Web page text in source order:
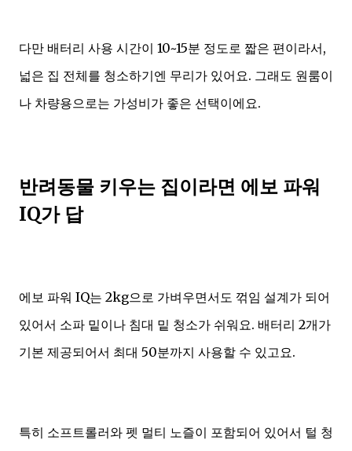
다만 배터리 사용 시간이 10~15분 정도로 짧은 편이라서,
넓은 집 전체를 청소하기엔 무리가 있어요. 그래도 원룸이
나 차량용으로는 가성비가 좋은 선택이에요.
반려동물 키우는 집이라면 에보 파워
IQ가 답
에보 파워 IQ는 2kg으로 가벼우면서도 꺾임 설계가 되어
있어서 소파 밑이나 침대 밑 청소가 쉬워요. 배터리 2개가
기본 제공되어서 최대 50분까지 사용할 수 있고요.
특히 소프트롤러와 펫 멀티 노즐이 포함되어 있어서 털 청